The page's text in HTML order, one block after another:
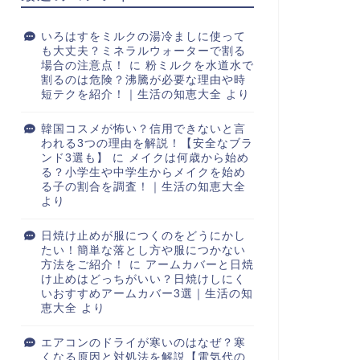
いろはすをミルクの湯冷ましに使って
も大丈夫？ミネラルウォーターで割る
場合の注意点！
に 粉ミルクを水道水で
割るのは危険？沸騰が必要な理由や時
短テクを紹介！｜生活の知恵大全 より
韓国コスメが怖い？信用できないと言
われる3つの理由を解説！【安全なブラ
ンド3選も】
に メイクは何歳から始め
る？小学生や中学生からメイクを始め
る子の割合を調査！｜生活の知恵大全
より
日焼け止めが服につくのをどうにかし
たい！簡単な落とし方や服につかない
方法をご紹介！
に アームカバーと日焼
け止めはどっちがいい？日焼けしにく
いおすすめアームカバー3選｜生活の知
恵大全 より
エアコンのドライが寒いのはなぜ？寒
くなる原因と対処法を解説【電気代の